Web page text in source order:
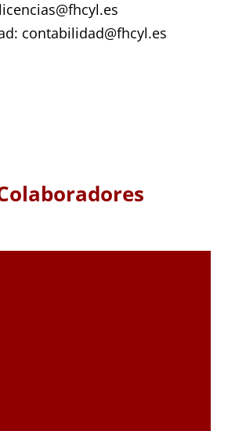
contabilidad@fhcyl.es